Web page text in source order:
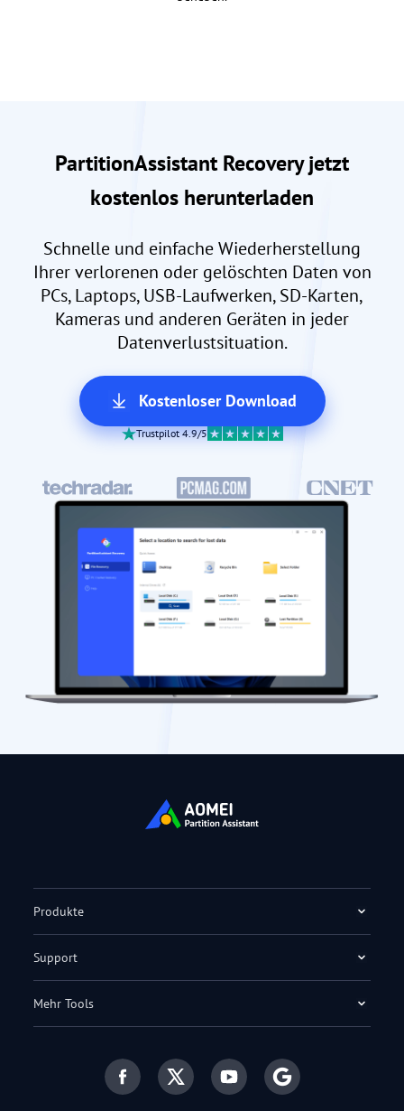
PartitionAssistant Recovery jetzt
kostenlos herunterladen
Schnelle und einfache Wiederherstellung
Ihrer verlorenen oder gelöschten Daten von
PCs, Laptops, USB-Laufwerken, SD-Karten,
Kameras und anderen Geräten in jeder
Datenverlustsituation.
Kostenloser Download
Trustpilot 4.9/5
Produkte
Support
Mehr Tools